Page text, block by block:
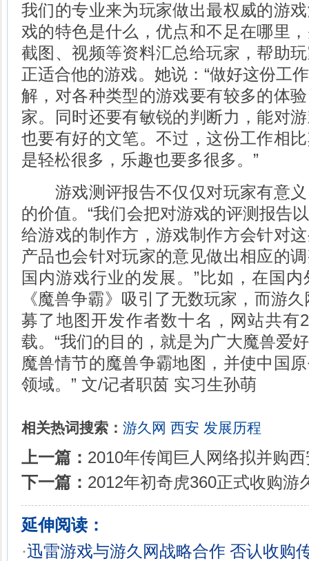
我们的专业来为玩家做出最权威的游
戏的特色是什么，优点和不足在哪里
截图、视频等资料汇总给玩家，帮助
正适合他的游戏。她说：“做好这份工
解，对各种类型的游戏要有较多的体
家。同时还要有敏锐的判断力，能对
也要有好的文笔。不过，这份工作相
是轻松很多，乐趣也要多很多。”
游戏测评报告不仅仅对玩家有意义
的价值。“我们会把对游戏的评测报告
给游戏的制作方，游戏制作方会针对
产品也会针对玩家的意见做出相应的
国内游戏行业的发展。”比如，在国
《魔兽争霸》吸引了无数玩家，而游
募了地图开发作者数十名，网站共有
载。“我们的目的，就是为广大魔兽爱
魔兽情节的魔兽争霸地图，并使中国
领域。” 文/记者职茵 实习生孙萌
相关热词搜索： 游久网 西安 发展历程
上一篇： 2010年传闻巨人网络拟并购
下一篇： 2012年初奇虎360正式收购游
延伸阅读：
·迅雷游戏与游久网战略合作 否认收购